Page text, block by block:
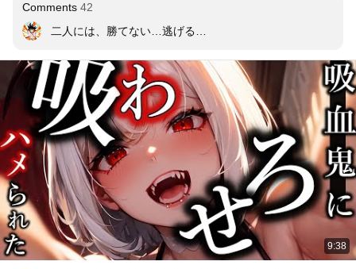
Comments 42
二人には、勝てない…逃げる…
9:38